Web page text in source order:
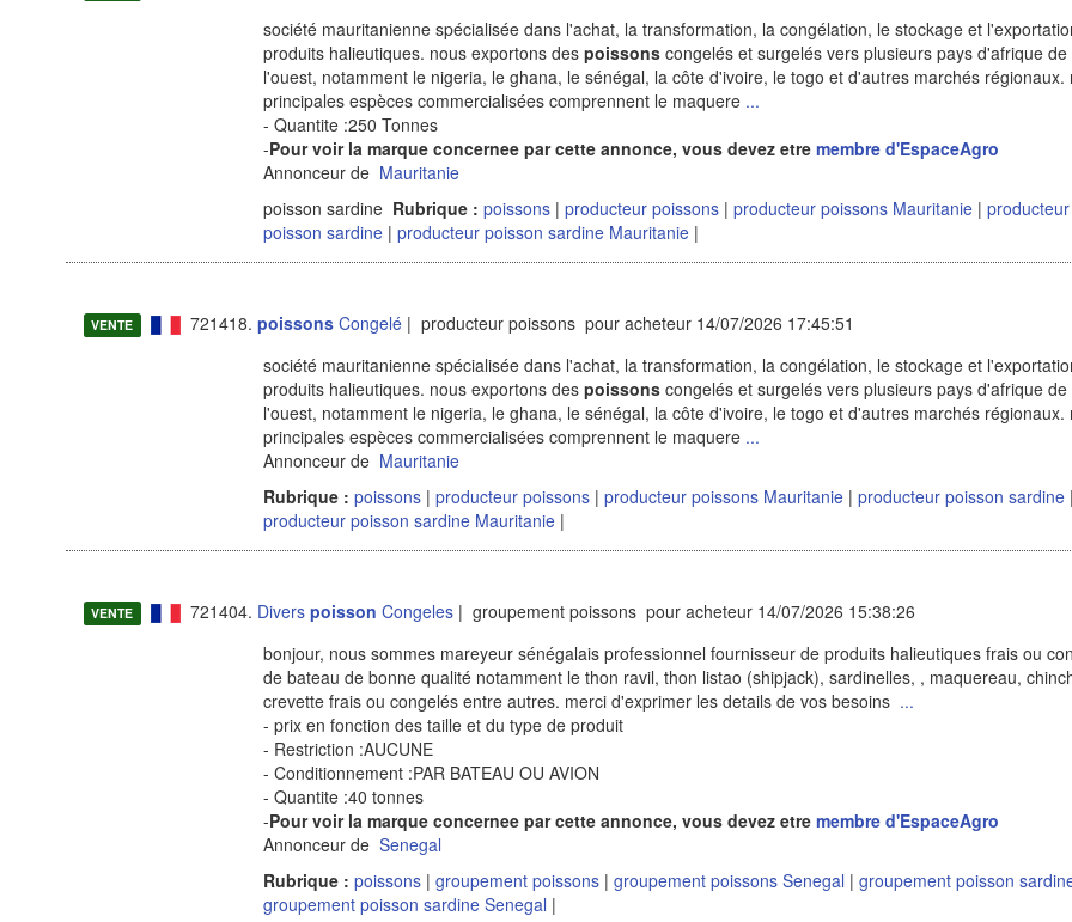
société mauritanienne spécialisée dans l'achat, la transformation, la congélation, le stockage et
produits halieutiques. nous exportons des poissonscongelés et surgelés vers plusieurs pays d'afrique de
l'ouest, notamment le nigeria, le ghana, le sénégal, la côte d'ivoire, le togo et d'autres marchés régionaux.
principales espèces commercialisées comprennent le maquere ...
- Quantite :250 Tonnes
-Pour voir la marque concernee par cette annonce, vous devez etre membre d'EspaceAgro
Annonceur de Mauritanie
poisson sardine Rubrique : poissons | producteur poissons| producteur poissons Mauritanie| producteur
poisson sardine| producteur poisson sardine Mauritanie|
VENTE 721418. poissonsCongelé| producteur poissons pour acheteur 14/07/2026 17:45:51
société mauritanienne spécialisée dans l'achat, la transformation, la congélation, le stockage et
produits halieutiques. nous exportons des poissonscongelés et surgelés vers plusieurs pays d'afrique de
l'ouest, notamment le nigeria, le ghana, le sénégal, la côte d'ivoire, le togo et d'autres marchés régionaux.
principales espèces commercialisées comprennent le maquere ...
Annonceur de Mauritanie
Rubrique : poissons | producteur poissons| producteur poissons Mauritanie| producteur poisson sardine|
producteur poisson sardine Mauritanie|
VENTE 721404. Divers poisson Congeles| groupement poissons pour acheteur 14/07/2026 15:38:26
bonjour, nous sommes mareyeur sénégalais professionnel fournisseur de produits halieutiques frais ou
de bateau de bonne qualité notamment le thon ravil, thon listao (shipjack), sardinelles, , maquereau,
crevette frais ou congelés entre autres. merci d'exprimer les details de vos besoins ...
- prix en fonction des taille et du type de produit
- Restriction :AUCUNE
- Conditionnement :PAR BATEAU OU AVION
- Quantite :40 tonnes
-Pour voir la marque concernee par cette annonce, vous devez etre membre d'EspaceAgro
Annonceur de Senegal
Rubrique : poissons | groupement poissons| groupement poissons Senegal | groupement poisson
groupement poisson sardine Senegal |